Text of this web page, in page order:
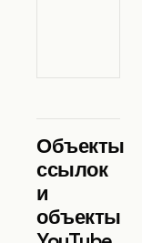
Объекты
ссылок
и
объекты